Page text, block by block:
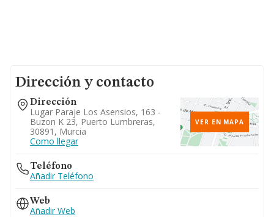
Dirección y contacto
Dirección
Lugar Paraje Los Asensios, 163 -
Buzon K 23, Puerto Lumbreras,
30891, Murcia
Como llegar
VER EN MAPA
Teléfono
Añadir Teléfono
Web
Añadir Web